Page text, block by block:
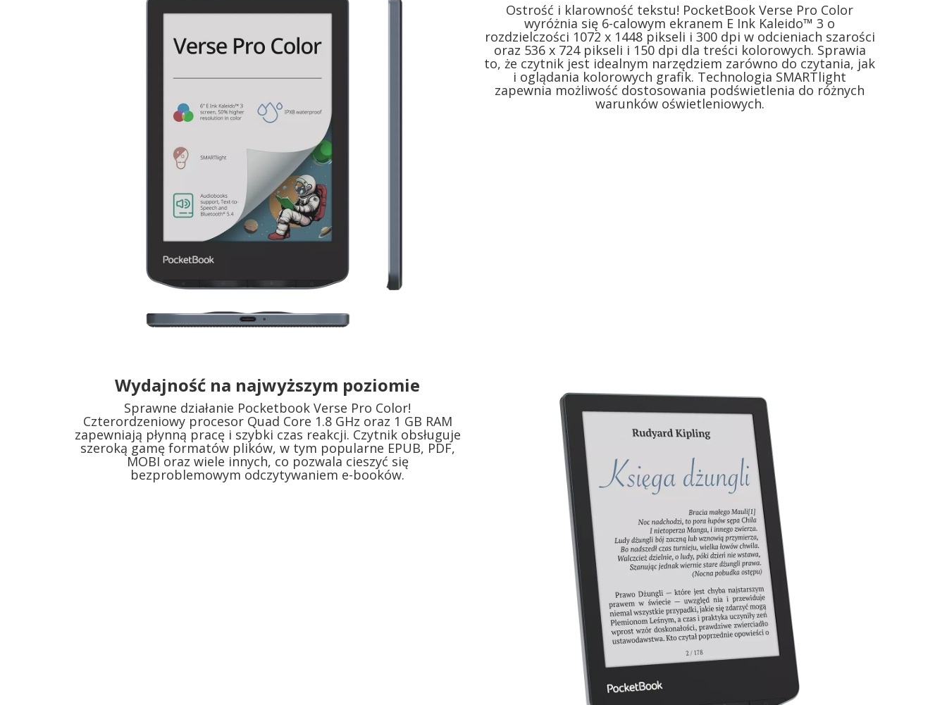
Ostrość i klarowność tekstu! PocketBook Verse Pro Color
wyróżnia się 6-calowym ekranem E Ink Kaleido™ 3 o
rozdzielczości 1072 x 1448 pikseli i 300 dpi w odcieniach szarości
oraz 536 x 724 pikseli i 150 dpi dla treści kolorowych. Sprawia
to, że czytnik jest idealnym narzędziem zarówno do czytania, jak
i oglądania kolorowych grafik. Technologia SMARTlight
zapewnia możliwość dostosowania podświetlenia do różnych
warunków oświetleniowych.
Wydajność na najwyższym poziomie
Sprawne działanie Pocketbook Verse Pro Color!
Czterordzeniowy procesor Quad Core 1.8 GHz oraz 1 GB RAM
zapewniają płynną pracę i szybki czas reakcji. Czytnik obsługuje
szeroką gamę formatów plików, w tym popularne EPUB, PDF,
MOBI oraz wiele innych, co pozwala cieszyć się
bezproblemowym odczytywaniem e-booków.